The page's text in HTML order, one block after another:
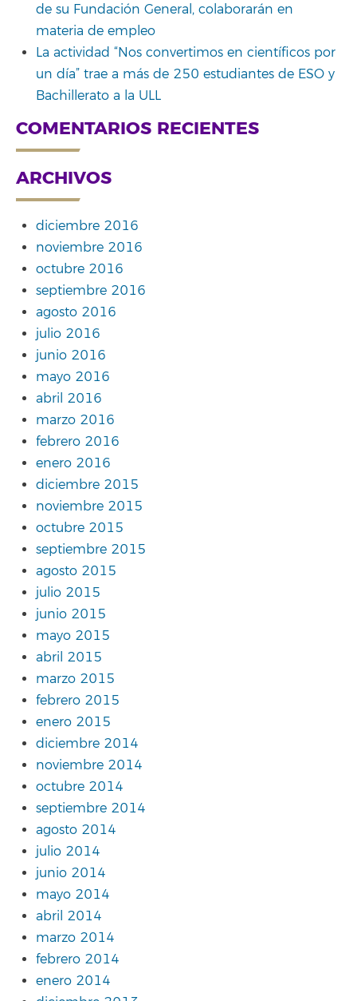
de su Fundación General, colaborarán en
materia de empleo
La actividad “Nos convertimos en científicos por
un día” trae a más de 250 estudiantes de ESO y
Bachillerato a la ULL
COMENTARIOS RECIENTES
ARCHIVOS
diciembre 2016
noviembre 2016
octubre 2016
septiembre 2016
agosto 2016
julio 2016
junio 2016
mayo 2016
abril 2016
marzo 2016
febrero 2016
enero 2016
diciembre 2015
noviembre 2015
octubre 2015
septiembre 2015
agosto 2015
julio 2015
junio 2015
mayo 2015
abril 2015
marzo 2015
febrero 2015
enero 2015
diciembre 2014
noviembre 2014
octubre 2014
septiembre 2014
agosto 2014
julio 2014
junio 2014
mayo 2014
abril 2014
marzo 2014
febrero 2014
enero 2014